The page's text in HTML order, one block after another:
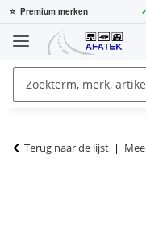
⭐ Premium merken ✓
Terug naar de lijst